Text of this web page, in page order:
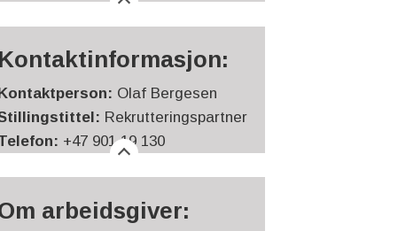
Kontaktinformasjon:
Kontaktperson: Olaf Bergesen
Rekrutteringspartner
+47 901 19 130
arbeidsgiver: